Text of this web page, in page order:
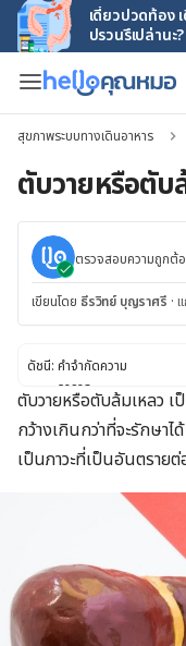
เดี๋ยวปวดท้อง
ปรวนรึเปล่านะ?
สุขภาพระบบทางเดินอาหาร
ตับวายหรือตั
ตรวจสอบความถูกต้
เขียนโดย ธีรวิทย์ บุญราศรี ·
ดัชนี: คำจำกัดความ
อาการ
สาเหตุ
ปัจจัยเสี่ยง
การวินิจฉัยและการรักษา
ตับวายหรือตับล้มเหลว เ
กว้างเกินกว่าที่จะรักษาไ
เป็นภาวะที่เป็นอันตราย